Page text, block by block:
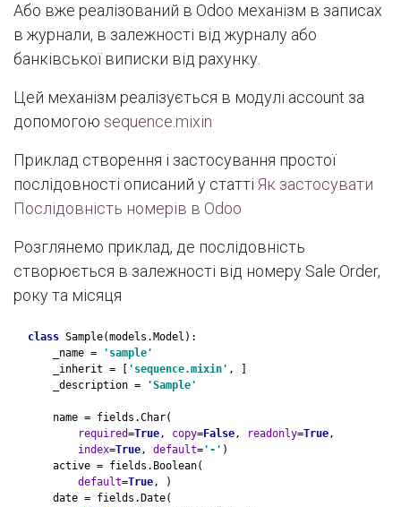
Або вже реалізований в Odoo механізм в записах
в журнали, в залежності від журналу або
банківської виписки від рахунку.
Цей механізм реалізується в модулі account за
допомогою sequence.mixin
Приклад створення і застосування простої
послідовності описаний у статті Як застосувати
Послідовність номерів в Odoo
Розглянемо приклад, де послідовність
створюється в залежності від номеру Sale Order,
року та місяця
class Sample(models.Model):
    _name =
'sample'
_inherit = [
'sequence.mixin' , ]
    _description =
'Sample'
name = fields.Char(
required=True, copy=False, readonly=True,
index=True, default='-' )
    active = fields.Boolean(
default=True, )
    date = fields.Date(